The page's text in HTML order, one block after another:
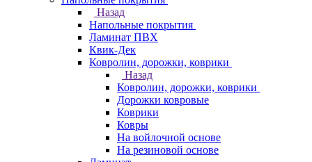
Назад
Напольные покрытия
Ламинат ПВХ
Квик-Дек
Ковролин, дорожки, коврики
Назад
Ковролин, дорожки, коврики
Дорожки ковровые
Коврики
Ковры
На войлочной основе
На резиновой основе